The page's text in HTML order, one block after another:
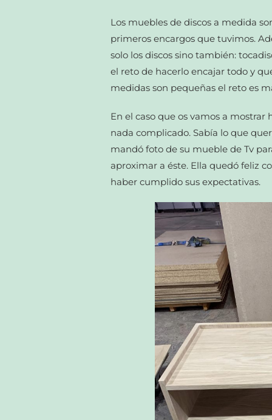
Los muebles de discos a medida
primeros encargos que tuvimos.
solo los discos sino también:
el reto de hacerlo encajar todo y
medidas son pequeñas el reto es
En el caso que os vamos a mostrar
nada complicado. Sabía lo que
mandó foto de su mueble de Tv
aproximar a éste. Ella quedó feliz
haber cumplido sus expectativas.